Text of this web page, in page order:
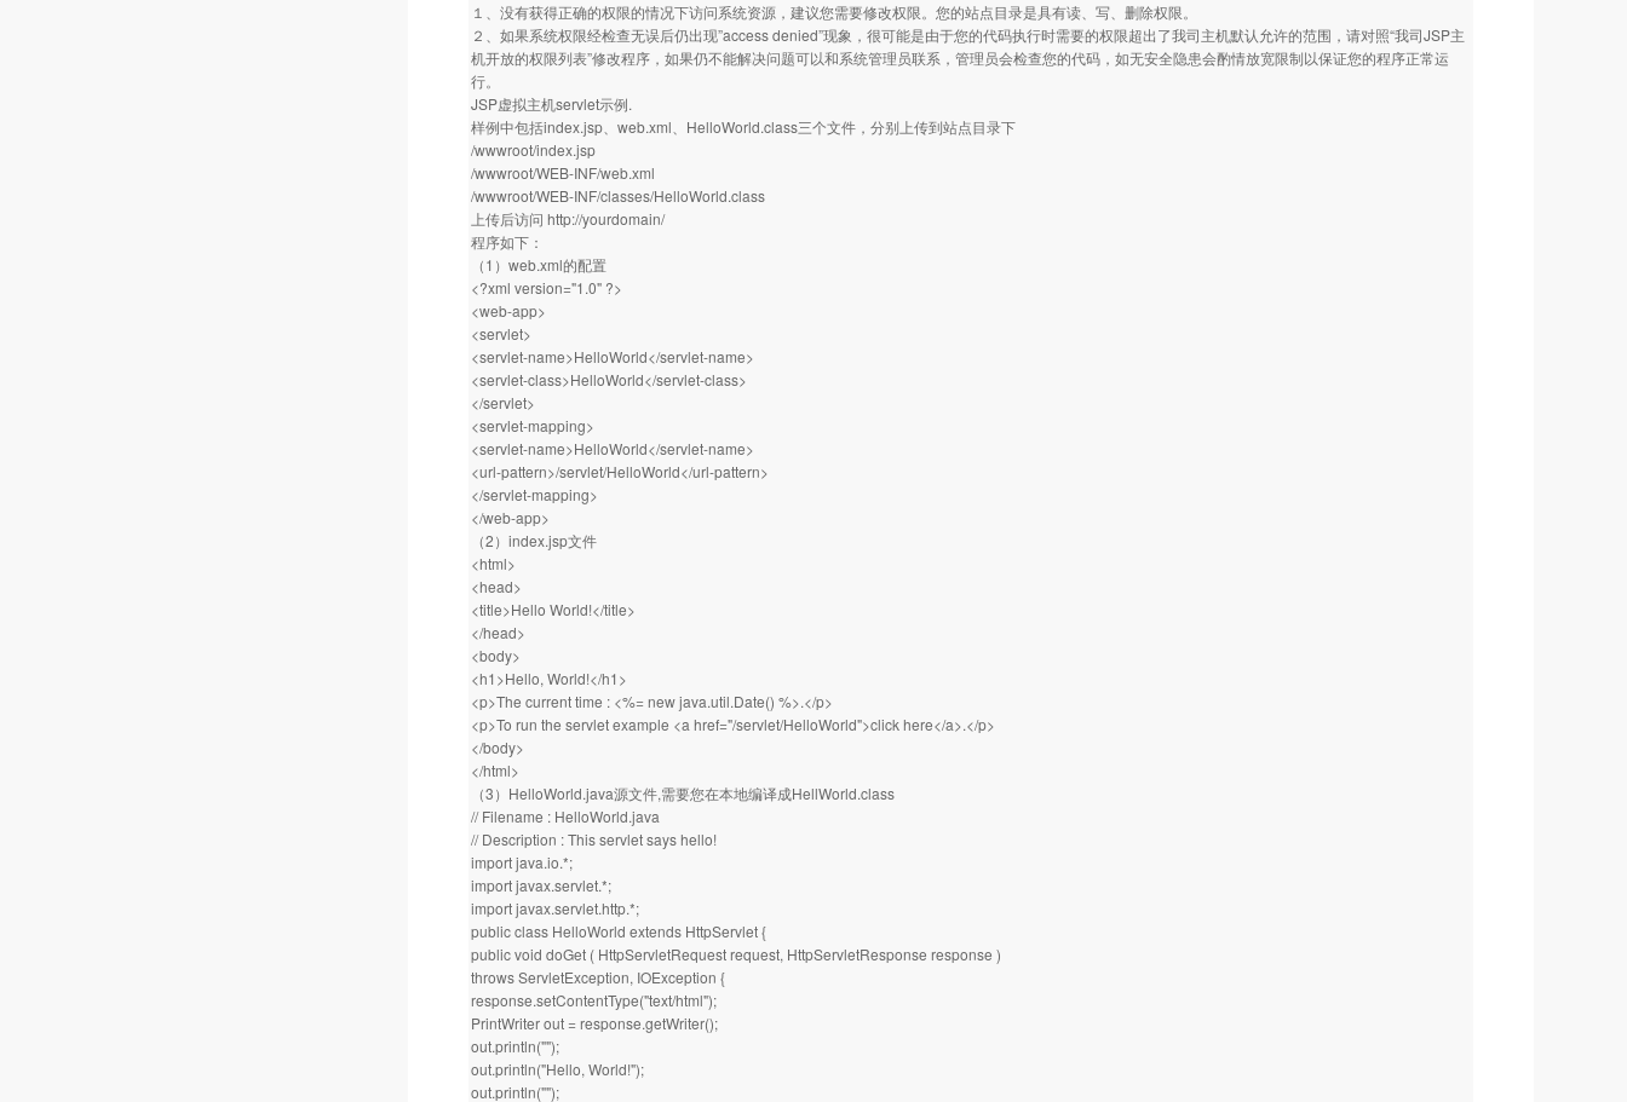
１、没有获得正确的权限的情况下访问系统资源，建议您需要修改权限。您的站点目录是具有读、写、删除权限。
２、如果系统权限经检查无误后仍出现”access denied”现象，很可能是由于您的代码执行时需要的权限超出了我司主机默认允许的范围，请对照“我司JSP主
机开放的权限列表”修改程序，如果仍不能解决问题可以和系统管理员联系，管理员会检查您的代码，如无安全隐患会酌情放宽限制以保证您的程序正常运
行。
JSP虚拟主机servlet示例.
样例中包括index.jsp、web.xml、HelloWorld.class三个文件，分别上传到站点目录下
/wwwroot/index.jsp
/wwwroot/WEB-INF/web.xml
/wwwroot/WEB-INF/classes/HelloWorld.class
上传后访问 http://yourdomain/
程序如下：
（1）web.xml的配置
<?xml version="1.0" ?>
<web-app>
<servlet>
<servlet-name>HelloWorld</servlet-name>
<servlet-class>HelloWorld</servlet-class>
</servlet>
<servlet-mapping>
<servlet-name>HelloWorld</servlet-name>
<url-pattern>/servlet/HelloWorld</url-pattern>
</servlet-mapping>
</web-app>
（2）index.jsp文件
<html>
<head>
<title>Hello World!</title>
</head>
<body>
<h1>Hello, World!</h1>
<p>The current time : <%= new java.util.Date() %>.</p>
<p>To run the servlet example <a href="/servlet/HelloWorld">click here</a>.</p>
</body>
</html>
（3）HelloWorld.java源文件,需要您在本地编译成HellWorld.class
// Filename : HelloWorld.java
// Description : This servlet says hello!
import java.io.*;
import javax.servlet.*;
import javax.servlet.http.*;
public class HelloWorld extends HttpServlet {
public void doGet ( HttpServletRequest request, HttpServletResponse response )
throws ServletException, IOException {
response.setContentType("text/html");
PrintWriter out = response.getWriter();
out.println("");
out.println("Hello, World!");
out.println("");